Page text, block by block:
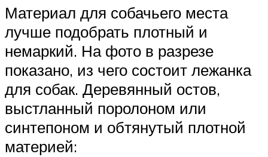
Материал для собачьего места
лучше подобрать плотный и
немаркий. На фото в разрезе
показано, из чего состоит лежанка
для собак. Деревянный остов,
выстланный поролоном или
синтепоном и обтянутый плотной
материей: